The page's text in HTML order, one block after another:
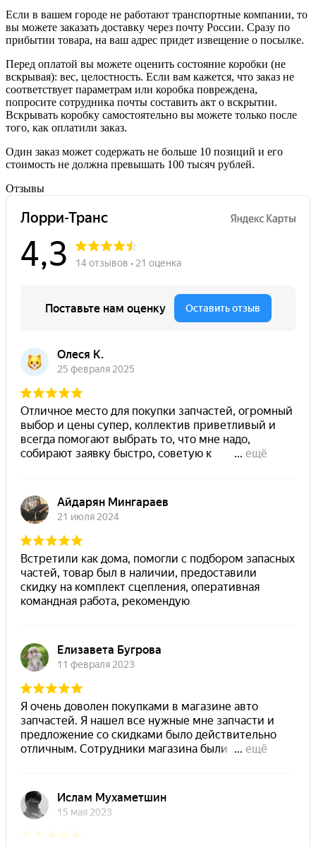
Если в вашем городе не работают транспортные компании, то
вы можете заказать доставку через почту России. Сразу по
прибытии товара, на ваш адрес придет извещение о посылке.
Перед оплатой вы можете оценить состояние коробки (не
вскрывая): вес, целостность. Если вам кажется, что заказ не
соответствует параметрам или коробка повреждена,
попросите сотрудника почты составить акт о вскрытии.
Вскрывать коробку самостоятельно вы можете только после
того, как оплатили заказ.
Один заказ может содержать не больше 10 позиций и его
стоимость не должна превышать 100 тысяч рублей.
Отзывы